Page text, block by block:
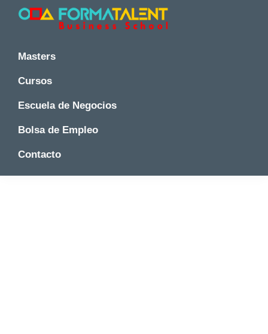
Saltar
Saltar
y
Master
en
Madrid
Formatalent
y
en
-
Formatalent
Masters
Cursos
Escuela de Negocios
Bolsa de Empleo
Contacto